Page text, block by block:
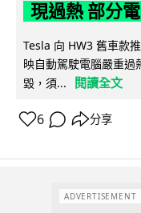
現過熱 部分
Tesla 向 HW3 舊車款
映自動駕駛電腦嚴重過
毀，須...
閱讀全文
6 分享
ADVERTISEMENT